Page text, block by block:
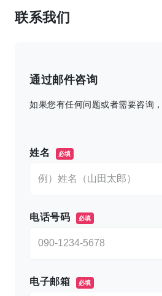
联系我们
通过邮件咨询
如果您有任何问题或者需要咨询
姓名 必填
电话号码 必填
电子邮箱 必填